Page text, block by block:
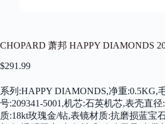
CHOPARD 萧邦 HAPPY DIAMONDS
$291.99
系列:HAPPY DIAMONDS,净重:0.5KG,
号:209341-5001,机芯:石英机芯,表壳直径
质:18kt玫瑰金/钻,表镜材质:抗磨损蓝宝